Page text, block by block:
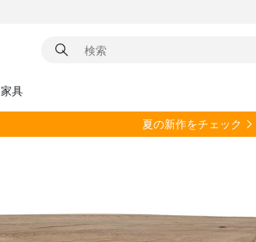
家具
夏の新作をチェック